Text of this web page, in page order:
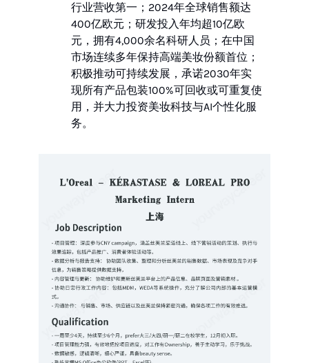
行业营收第一；2024年全球销售额达
400亿欧元；研发投入年均超10亿欧
元，拥有4,000余名科研人员；在中国
市场连续多年保持高端美妆份额首位；
积极推动可持续发展，承诺2030年实
现所有产品包装100%可回收或可重复使
用，并大力投资美妆科技与AI个性化服
务。